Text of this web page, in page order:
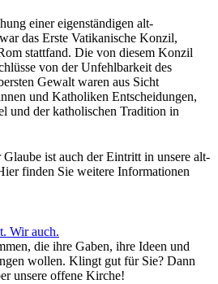
einer eigenständigen alt-
das Erste Vatikanische Konzil,
stattfand. Die von diesem Konzil
von der Unfehlbarkeit des
Gewalt waren aus Sicht
und Katholiken Entscheidungen,
und der katholischen Tradition in
ist auch der Eintritt in unsere alt-
finden Sie weitere Informationen
Wir auch.
die ihre Gaben, ihre Ideen und
wollen. Klingt gut für Sie? Dann
unsere offene Kirche!